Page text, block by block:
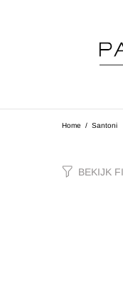
Home Santoni
BEKIJK